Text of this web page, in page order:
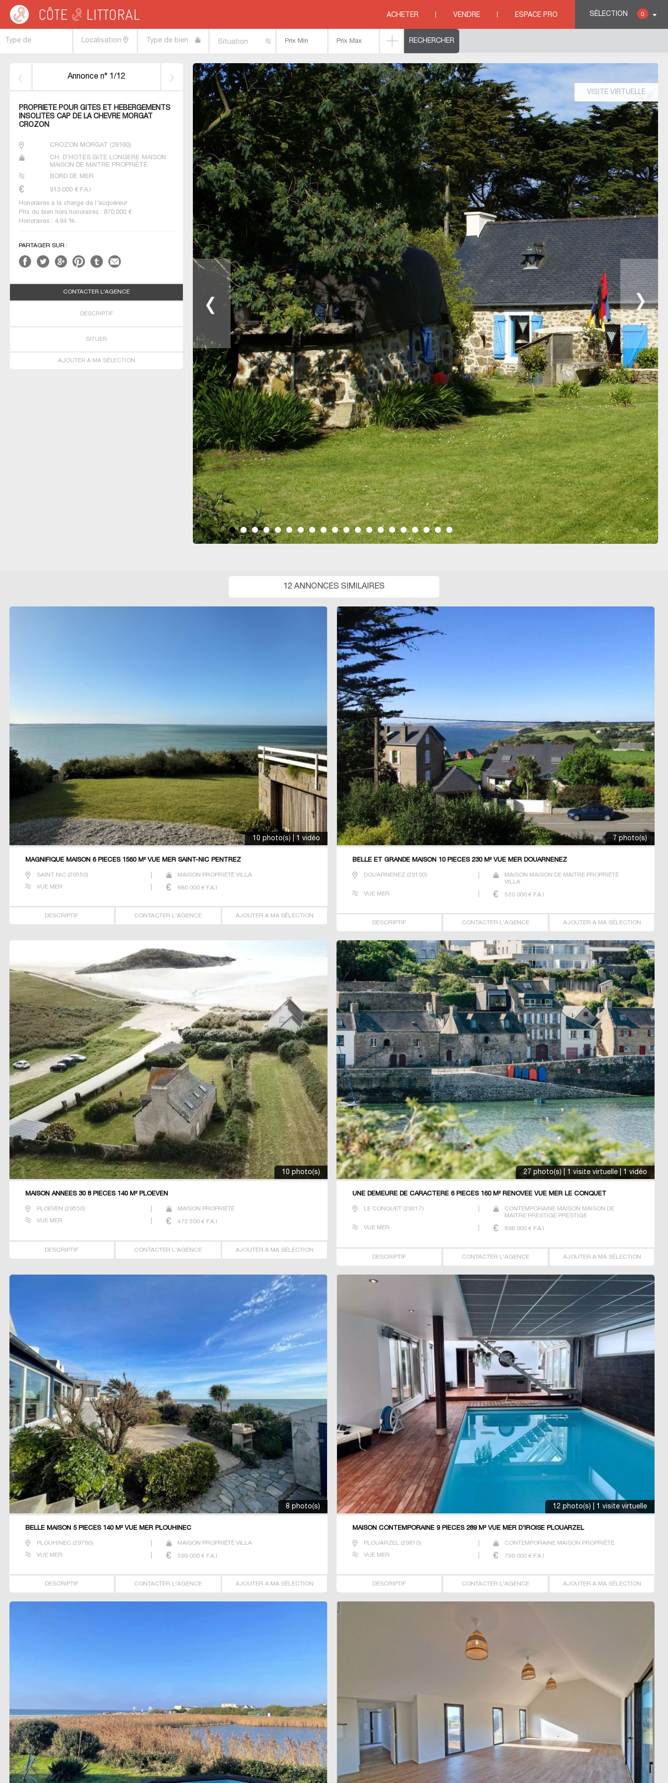
SÉLECTION 0
ACHETER VENDRE ESPACE PRO
Côte & Littoral > Immobilier bord de mer>Maisons bord de mer
Annonce n° 1/12
PROPRIETE POUR GITES ET HEBERGEMENTS
INSOLITES CAP DE LA CHEVRE MORGAT
CROZON
CROZON MORGAT (29160)
CH. D'HÔTES GÎTE LONGÈRE MAISON
MAISON DE MAITRE PROPRIÉTÉ
BORD DE MER
913 000 € F.A.I
Honoraires à la charge de l'acquéreur
Prix du bien hors honoraires : 870,000 €
Honoraires : 4.94 %
PARTAGER SUR :
CONTACTER L'AGENCE
DESCRIPTIF
SITUER
AJOUTER A MA SÉLECTION
VISITE VIRTUELLE
12 ANNONCES SIMILAIRES
10 photo(s) | 1 vidéo
MAGNIFIQUE MAISON 6 PIECES 1560 M² VUE MER SAINT-NIC PENTREZ
SAINT NIC(29550) MAISON PROPRIÉTÉ VILLA
VUE MER 680 000€ F.A.I
DESCRIPTIF CONTACTER L'AGENCE AJOUTER A MA SÉLECTION
7 photo(s)
BELLE ET GRANDE MAISON 10 PIECES 230 M² VUE MER DOUARNENEZ
DOUARNENEZ (29100)
MAISON MAISON DE MAITRE PROPRIÉTÉ
VILLA
VUE MER 520 000 € F.A.I
DESCRIPTIF CONTACTER L'AGENCE AJOUTER A MA SÉLECTION
10 photo(s)
MAISON ANNEES 30 8 PIECES 140 M² PLOEVEN
PLOEVEN (29550) MAISON PROPRIÉTÉ
VUE MER 472 500€ F.A.I
DESCRIPTIF CONTACTER L'AGENCE AJOUTER A MA SÉLECTION
27 photo(s) | 1 visite virtuelle | 1 vidéo
UNE DEMEURE DE CARACTERE 6 PIECES 160 M² RENOVEE VUE MER LE CONQUET
LE CONQUET (29217)
CONTEMPORAINE MAISON MAISON DE
MAITRE PRESTIGE PRESTIGE
VUE MER 898 000 € F.A.I
DESCRIPTIF CONTACTER L'AGENCE AJOUTER A MA SÉLECTION
8 photo(s)
BELLE MAISON 5 PIECES 140 M² VUE MER PLOUHINEC
PLOUHINEC(29780) MAISON PROPRIÉTÉ VILLA
VUE MER 599 000€ F.A.I
DESCRIPTIF CONTACTER L'AGENCE AJOUTER A MA SÉLECTION
12 photo(s) | 1 visite virtuelle
MAISON CONTEMPORAINE 9 PIECES 289 M² VUE MER D'IROISE PLOUARZEL
PLOUARZEL (29810) CONTEMPORAINE MAISON PROPRIÉTÉ
VUE MER 799 000 € F.A.I
DESCRIPTIF CONTACTER L'AGENCE AJOUTER A MA SÉLECTION
Type de
Localisation Type de bien Situation